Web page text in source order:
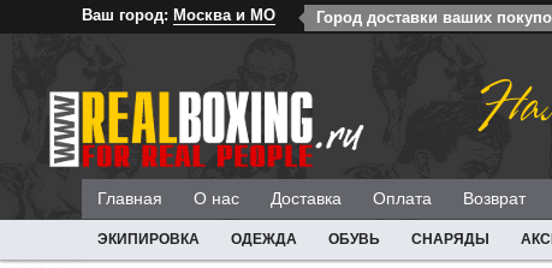
Ваш город: Москва и МО Город доставки ваших
Главная О нас Доставка Оплата Возврат
ЭКИПИРОВКА ОДЕЖДА ОБУВЬ СНАРЯДЫ